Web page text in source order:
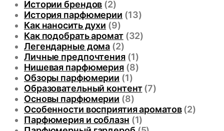
Истории брендов (2)
История парфюмерии (13)
Как наносить духи (9)
Как подобрать аромат(32)
Легендарные дома (2)
Личные предпочтения(1)
Нишевая парфюмерия(8)
Обзоры парфюмерии (1)
Образовательный контент(7)
Основы парфюмерии (8)
Особенности восприятия ароматов(2)
Парфюмерия и соблазн (1)